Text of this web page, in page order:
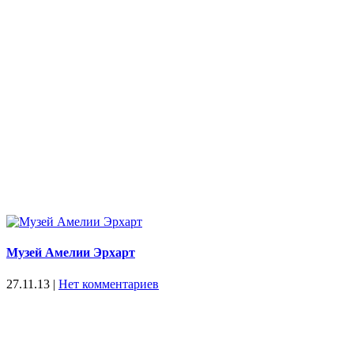
Музей Амелии Эрхарт
27.11.13 | Нет комментариев